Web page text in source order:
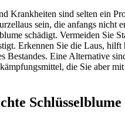
Krankheiten sind selten ein
sein, die anfangs nicht
schädigt. Vermeiden Sie
Erkennen Sie die Laus, hilft
Bestandes. Eine Alternative
die Sie aber